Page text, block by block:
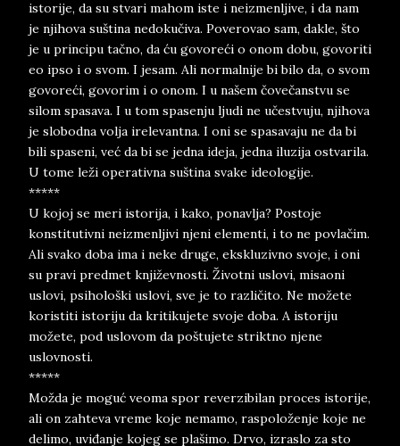
istorije, da su stvari mahom iste i neizmenljive, i da nam
je njihova suština nedokučiva. Poverovao sam, dakle, što
je u principu tačno, da ću govoreći o onom dobu, govoriti
eo ipso i o svom. I jesam. Ali normalnije bi bilo da, o svom
govoreći, govorim i o onom. I u našem čovečanstvu se
silom spasava. I u tom spasenju ljudi ne učestvuju, njihova
je slobodna volja irelevantna. I oni se spasavaju ne da bi
bili spaseni, već da bi se jedna ideja, jedna iluzija ostvarila.
U tome leži operativna suština svake ideologije.
*****
U kojoj se meri istorija, i kako, ponavlja? Postoje
konstitutivni neizmenljivi njeni elementi, i to ne povlačim.
Ali svako doba ima i neke druge, ekskluzivno svoje, i oni
su pravi predmet književnosti. Životni uslovi, misaoni
uslovi, psihološki uslovi, sve je to različito. Ne možete
koristiti istoriju da kritikujete svoje doba. A istoriju
možete, pod uslovom da poštujete striktno njene
uslovnosti.
*****
Možda je moguć veoma spor reverzibilan proces istorije,
ali on zahteva vreme koje nemamo, raspoloženje koje ne
delimo, uviđanje kojeg se plašimo. Drvo, izraslo za sto